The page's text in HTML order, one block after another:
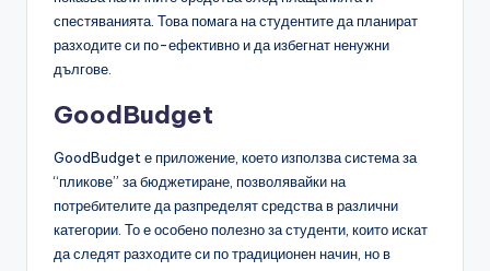
спестяванията. Това помага на студентите да планират
разходите си по-ефективно и да избегнат ненужни
дългове.
GoodBudget
GoodBudget е приложение, което използва система за
“пликове” за бюджетиране, позволявайки на
потребителите да разпределят средства в различни
категории. То е особено полезно за студенти, които искат
да следят разходите си по традиционен начин, но в